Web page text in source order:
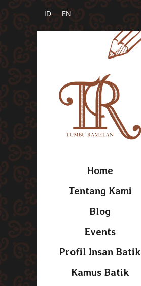
Home
Tentang Kami
Blog
Events
Profil Insan Batik
Kamus Batik